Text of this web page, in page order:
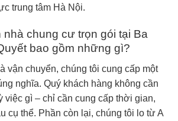
trung tâm Hà Nội.
nhà chung cư trọn gói tại Ba
bao gồm những gì?
vận chuyển, chúng tôi cung cấp một
nghĩa. Quý khách hàng không cần
việc gì – chỉ cần cung cấp thời gian,
cụ thể. Phần còn lại, chúng tôi lo từ A